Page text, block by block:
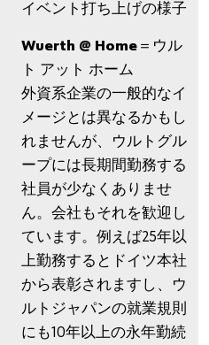
イベント打ち上げの様子
Wuerth @ Home＝ウル
ト アット ホーム
外資系企業の一般的なイ
メージとは異なるかもし
れませんが、ウルトグル
ープには長期間勤務する
社員が少なくありませ
ん。会社もそれを歓迎し
ています。例えば25年以
上勤務するとドイツ本社
から表彰されますし、ウ
ルトジャパンの就業規則
にも10年以上の永年勤続